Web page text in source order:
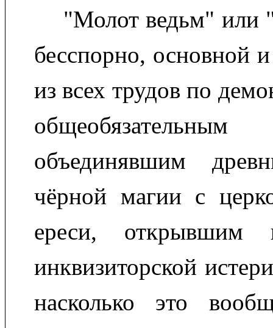
"Молот ведьм" или
бесспорно, основной
из всех трудов по
объединявшим
чёрной магии с
ереси, открывшим
инквизиторской
насколько это